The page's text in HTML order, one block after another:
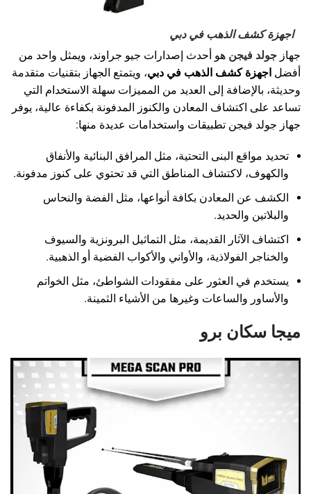
اجهزة كشف الذهب في دبي
جهاز جولد فيجن هو أحدث إصدارات جيو جراوند، ويمثل واحد من
أفضل اجهزة كشف الذهب في دبي، ويتمتع الجهاز بتقنيات متقدمة
وحديثة، بالإضافة إلى العديد من المميزات سهلة الاستخدام التي
تساعد على اكتشاف المعادن والكنوز المدفونة بكفاءة عالية، يوفر
جهاز جولد فيجن تطبيقات واستخدامات عديدة منها:
تحديد مواقع البنى التحتية، مثل المرافق البنائية والأنفاق
والكهوف، لاكتشاف المناطق التي قد تحتوي على كنوز مدفونة.
الكشف عن المعادن بكافة أنواعها، مثل الفضة والنحاس
والبلاتين والحديد.
اكتشاف الآثار القديمة، مثل التماثيل البرونزية والسيوف
والخناجر الفولاذية، والأواني والأكواب الفضية أو الذهبية.
يستخدم في العثور على مفقودات الشواطئ، مثل الخواتم
والأساور والساعات وغيرها من الأشياء الثمينة.
ميجا سكان برو